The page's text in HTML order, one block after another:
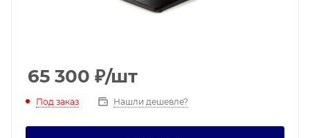
65 300 ₽/шт
Под заказ Нашли дешевле?